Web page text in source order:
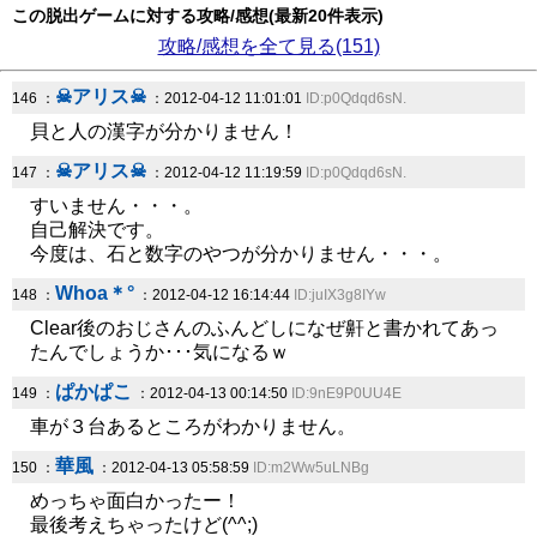
この脱出ゲームに対する攻略/感想(最新20件表示)
攻略/感想を全て見る(151)
146 ： ☠アリス☠ ：2012-04-12 11:01:01 ID:p0Qdqd6sN.
貝と人の漢字が分かりません！
147 ： ☠アリス☠ ：2012-04-12 11:19:59 ID:p0Qdqd6sN.
すいません・・・。
自己解決です。
今度は、石と数字のやつが分かりません・・・。
148 ： Whoa＊° ：2012-04-12 16:14:44 ID:juIX3g8IYw
Clear後のおじさんのふんどしになぜ鼾と書かれてあっ
たんでしょうか･･･気になるｗ
149 ： ぱかぱこ ：2012-04-13 00:14:50 ID:9nE9P0UU4E
車が３台あるところがわかりません。
150 ： 華風 ：2012-04-13 05:58:59 ID:m2Ww5uLNBg
めっちゃ面白かったー！
最後考えちゃったけど(^^;)